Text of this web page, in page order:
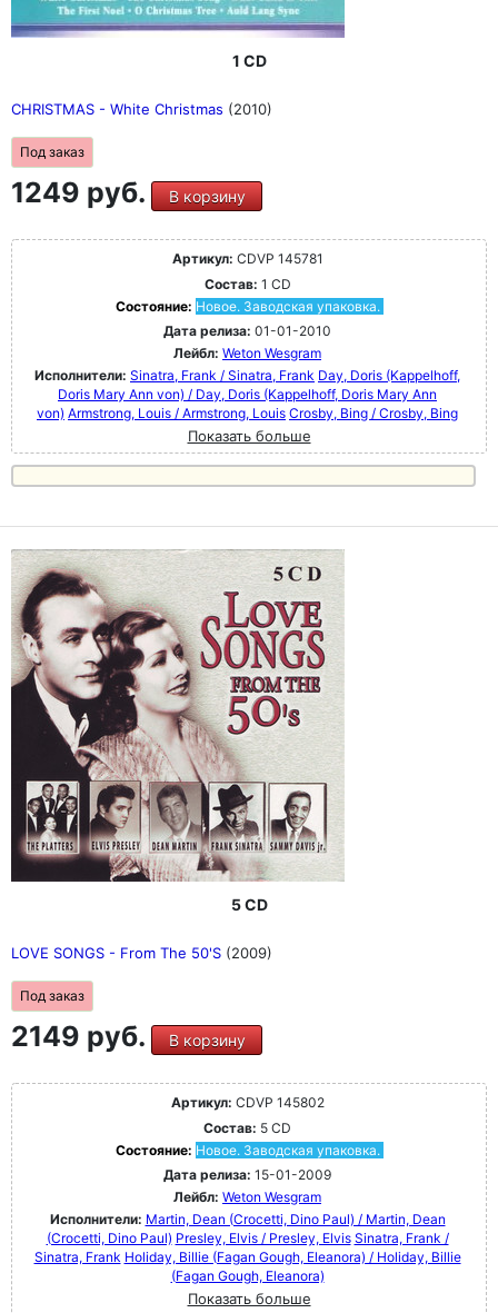
1 CD
CHRISTMAS - White Christmas (2010)
Под заказ
1249 руб. В корзину
Артикул: CDVP 145781
Состав: 1 CD
Состояние: Новое. Заводская упаковка.
Дата релиза: 01-01-2010
Лейбл: Weton Wesgram
Исполнители: Sinatra, Frank / Sinatra, Frank Day, Doris (Kappelhoff,
Doris Mary Ann von) / Day, Doris (Kappelhoff, Doris Mary Ann
von) Armstrong, Louis / Armstrong, Louis Crosby, Bing / Crosby, Bing
Показать больше
5 CD
LOVE SONGS - From The 50'S (2009)
Под заказ
2149 руб. В корзину
Артикул: CDVP 145802
Состав: 5 CD
Состояние: Новое. Заводская упаковка.
Дата релиза: 15-01-2009
Лейбл: Weton Wesgram
Исполнители: Martin, Dean (Crocetti, Dino Paul) / Martin, Dean
(Crocetti, Dino Paul) Presley, Elvis / Presley, Elvis Sinatra, Frank /
Sinatra, Frank Holiday, Billie (Fagan Gough, Eleanora) / Holiday, Billie
(Fagan Gough, Eleanora)
Показать больше